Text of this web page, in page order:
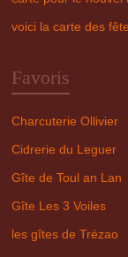
voici la carte des
Favoris
Charcuterie Ollivier
Cidrerie du Leguer
Gîte de Toul an Lan
Gîte Les 3 Voiles
les gîtes de Trézao